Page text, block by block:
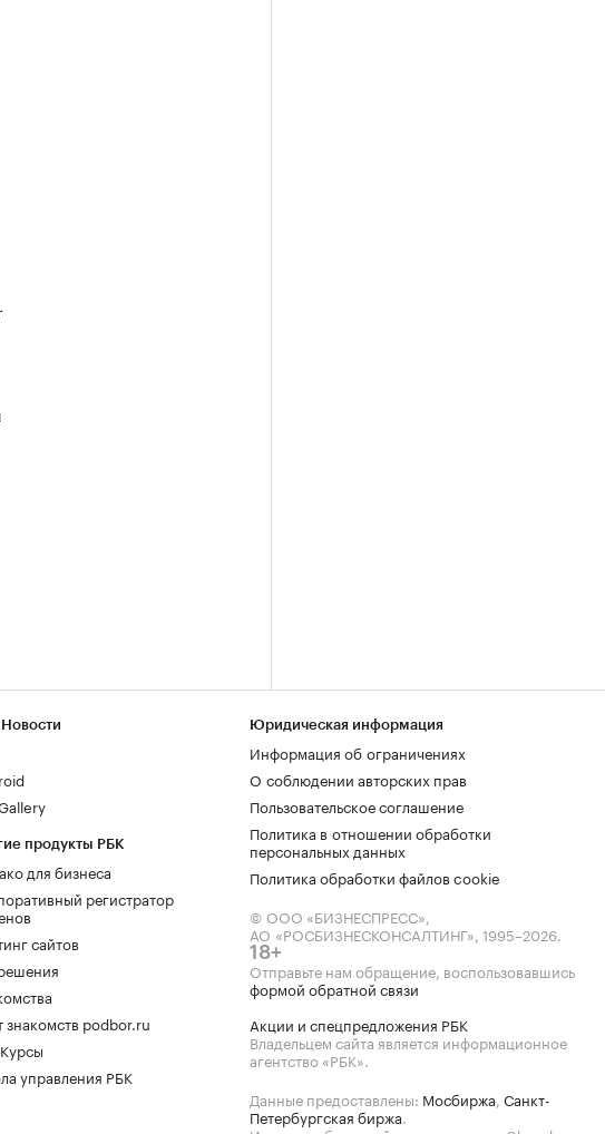
продукты РБК
для бизнеса
регистратор
сайтов
знакомств podbor.ru
управления РБК
Юридическая информация
Информация об ограничениях
О соблюдении авторских прав
Пользовательское соглашение
Политика в отношении обработки
персональных данных
Политика обработки файлов cookie
© ООО «БИЗНЕСПРЕСС»,
АО «РОСБИЗНЕСКОНСАЛТИНГ», 1995–2026.
18+
Отправьте нам обращение, воспользовавшись
формой обратной связи
Акции и спецпредложения РБК
Владельцем сайта является информационное
агентство «РБК».
Данные предоставлены: Мосбиржа, Санкт-
Петербургская биржа.